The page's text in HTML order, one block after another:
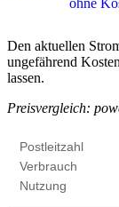
Den aktuellen
ungefährend
lassen.
Preisvergleich: